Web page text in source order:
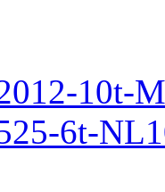
10t-
6t-